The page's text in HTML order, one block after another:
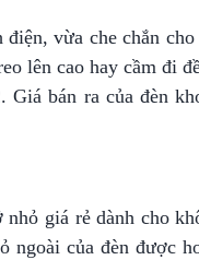
vừa che chắn
lên cao hay cầm đi
bán ra của đèn
giá rẻ dành cho
của đèn được